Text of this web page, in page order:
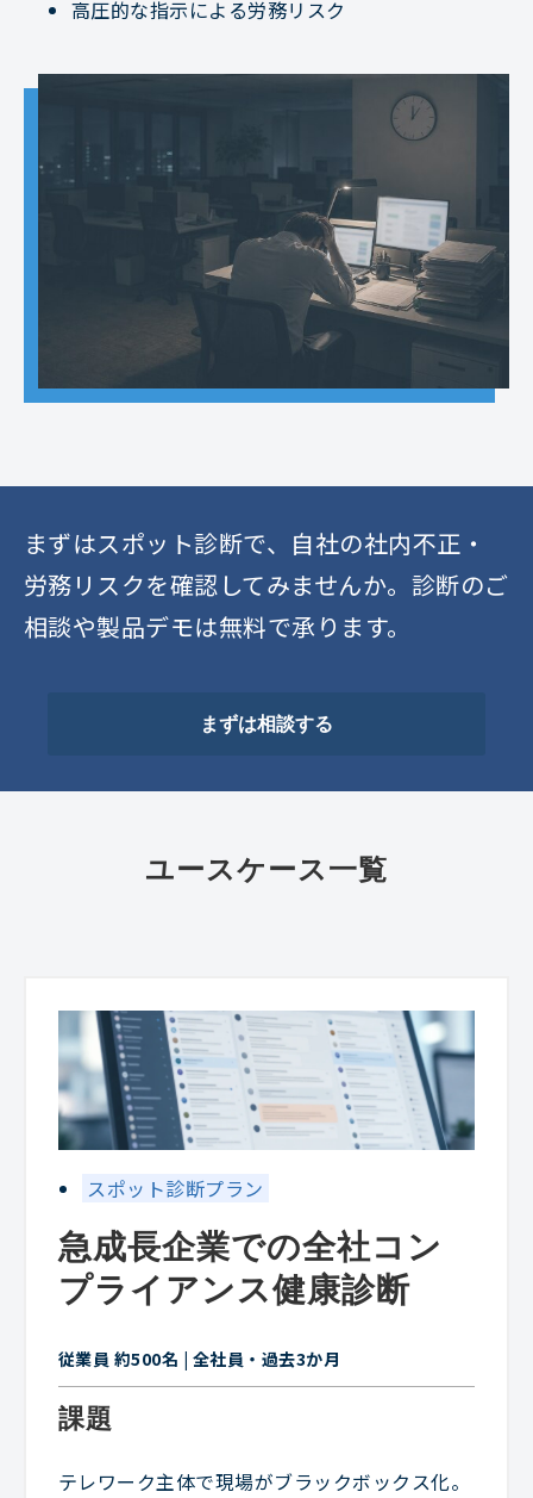
高圧的な指示による労務リスク
まずはスポット診断で、自社の社内不正・
労務リスクを確認してみませんか。診断のご
相談や製品デモは無料で承ります。
まずは相談する
ユースケース一覧
スポット診断プラン
急成長企業での全社コン
プライアンス健康診断
従業員 約500名 | 全社員・過去3か月
課題
テレワーク主体で現場がブラックボックス化。